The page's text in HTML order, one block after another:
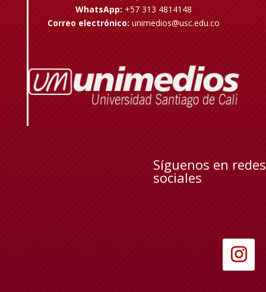
WhatsApp: +57 313 4814148
Correo electrónico: unimedios@usc.edu.co
Síguenos en redes
sociales